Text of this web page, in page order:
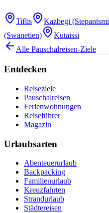
Tiflis Kazbegi
(Swanetien)
Kutaissi
Alle Pauschalreisen-Ziele
Entdecken
Reiseziele
Pauschalreisen
Ferienwohnungen
Reiseführer
Magazin
Urlaubsarten
Abenteuerurlaub
Backpacking
Familienurlaub
Kreuzfahrten
Strandurlaub
Städtereisen